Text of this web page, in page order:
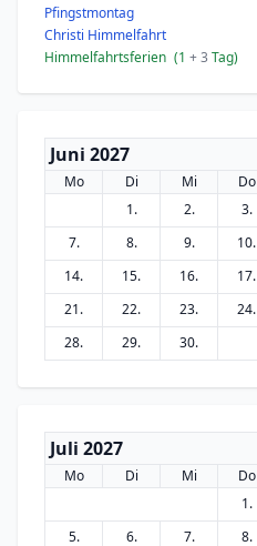
Pfingstmontag
Christi Himmelfahrt
Himmelfahrtsferien (1 + 3 Tag)
Juni 2027
Mo Di Mi Do
1.
2. 3.
7.
8. 9. 10.
14.
15. 16. 17.
21.
22. 23. 24.
28.
29. 30.
Juli 2027
Mo Di Mi Do
1.
5.
6. 7. 8.